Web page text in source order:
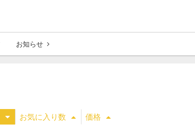
お知らせ
お気に入り数 価格